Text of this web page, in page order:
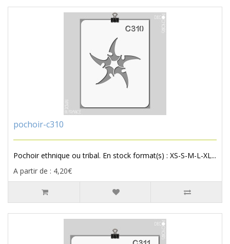
pochoir-c310
Pochoir ethnique ou tribal. En stock format(s) : XS-S-M-L-XL...
A partir de : 4,20€